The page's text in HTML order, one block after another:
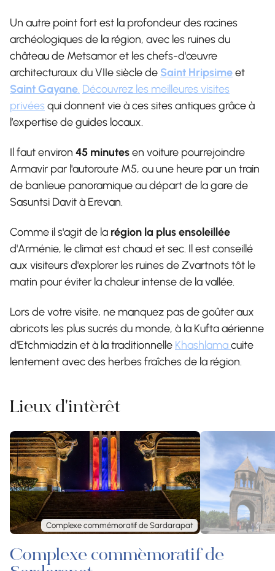
Un autre point fort est la profondeur des racines
archéologiques de la région, avec les ruines du
château de Metsamor et les chefs-d'œuvre
architecturaux du VIIe siècle de Saint Hripsimeet
Saint Gayane. Découvrez les meilleures visites
privées qui donnent vie à ces sites antiques grâce à
l’expertise de guides locaux.
Il faut environ 45 minutesen voiture pourrejoindre
Armavir par l'autoroute M5, ou une heure par un train
de banlieue panoramique au départ de la gare de
Sasuntsi Davit à Erevan.
Comme il s'agit de la région la plus ensoleillée
d'Arménie, le climat est chaud et sec. Il est conseillé
aux visiteurs d'explorer les ruines de Zvartnots tôt le
matin pour éviter la chaleur intense de la vallée.
Lors de votre visite, ne manquez pas de goûter aux
abricots les plus sucrés du monde, à la Kufta aérienne
d'Etchmiadzin et à la traditionnelle Khashlamacuite
lentement avec des herbes fraîches de la région.
Lieux d'intérêt
Complexe commémoratif de Sardarapat
Complexe commémoratif de